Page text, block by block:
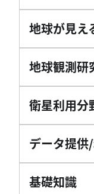
地球が見え
地球観測研
衛星利用分
データ提供
基礎知識